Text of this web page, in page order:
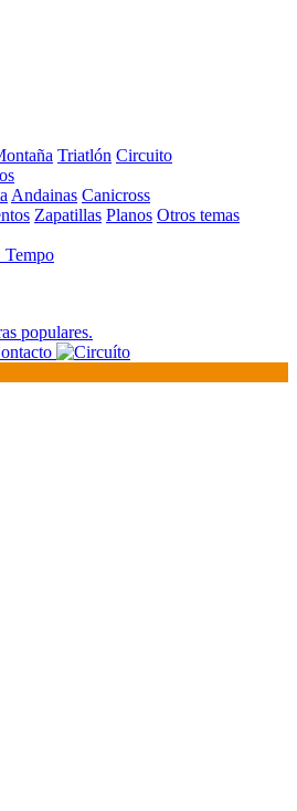
Triatlón Circuito
Andainas Canicross
Zapatillas Planos Otros temas
Tempo